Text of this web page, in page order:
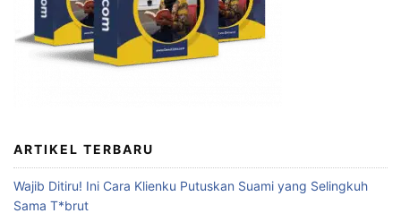
ARTIKEL TERBARU
Wajib Ditiru! Ini Cara Klienku Putuskan Suami yang Selingkuh
Sama T*brut